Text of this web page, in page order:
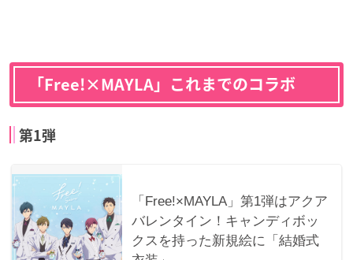
「Free!×MAYLA」これまでのコラボ
第1弾